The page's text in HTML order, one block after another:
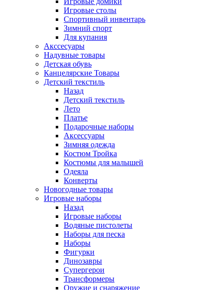
Игровые столы
Спортивный инвентарь
Зимний спорт
Для купания
Акссесуары
Надувные товары
Детская обувь
Канцелярские Товары
Детский текстиль
Назад
Детский текстиль
Лето
Платье
Подарочные наборы
Аксессуары
Зимняя одежда
Костюм Тройка
Костюмы для малышей
Одеяла
Конверты
Новогодные товары
Игровые наборы
Назад
Игровые наборы
Водяные пистолеты
Наборы для песка
Наборы
Фигурки
Динозавры
Супергерои
Трансформеры
Оружие и снаряжение